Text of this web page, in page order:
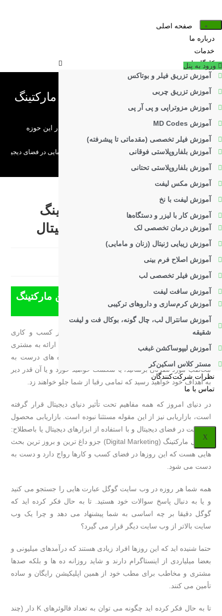
به
محتوا
صفحه اصلی
درباره ما
خدمات
کارگاه‌ها
آموزش تزریق فیلر و بوتاکس
آموزش تزریق چربی
آموزش مزوتراپی و پی آر پی
آموزش MD Codes
آموزش فیلر تخصصی (مقدماتی تا پیشرفته)
آموزش بلفاروپلاستی فوقانی
آموزش بلفاروپلاستی تحتانی
آموزش مکس لیفت
آموزش لیفت با نخ
آموزش کار با لیزر و دستگاه‌ها
آموزش درمان تخصصی لک
آموزش زیبایی ژنیتال (زنان و مامایی)
آموزش اصلاح فرم بینی
آموزش فیلر تخصصی لب
آموزش سافت لیفت
آموزش کرم‌سازی و داروهای ترکیبی
آموزش سانترال لب، چال گونه، بوکال فت و لیفت
شقیقه
آموزش لیپوساکشن غبغب
مستر کلاس اسکین‌کر
نظرات شرکت‌کنندگان
تماس با ما
X
ورود به پنل
کارگاه آموزشی روش‌های نوین مارکتینگ
خدمات زیبایی
دیجیتال مارکتینگ و آشنایی با تکنیک‌های روز دنیا در این حوزه
> کارگاه‌ها > کارگاه روش‌های نوین مارکتینگ خدمات زیبایی در فضای دیجیتال
کارگاه روش‌های نوین مارکتینگ
خدمات زیبایی در فضای دیجیتال
تاریخ
انتشار
پست:
2020-07-08
دسته‌بندی
پست:
کارگاه‌ها
معرفی کارگاه آموزش روش‌های نوین مارکتینگ
خدمات زیبایی در فضای دیجیتال
بازاریابی یکی از اصلی ترین مولفه های توسعه هر کسب و کاری
است؛ اگر شما بهترین محصول و یا خدمت را هم برای ارائه به مشتری
تهیه کنید ولی نتوانید آن را به شیوه صحیح و از راه های درست به
مخاطب مورد نظرتان برسانید، یا شکست خواهید خورد و یا آن قدر دیر
به اهداف خود خواهید رسید که تمامی رقبا از شما جلو خواهند زد.
در دنیای امروز که همه مفاهیم تحت تأثیر دنیای دیجیتال قرار گرفته
است، بازاریابی نیز از این مقوله مستثنا نبوده است. بازاریابی محصول
و خدمت در فضای دیجیتال و با استفاده از ابزارهای دیجیتال یا باصطلاح:
دیجیتال مارکتینگ (Digital Marketing) جزو داغ ترین و بروز ترین بحث
هایی هست که این روزها در فضای کسب و کارها رواج دارد و دست به
دست می شود.
همه شما هر روزه در وب سایت گوگل عبارت هایی را جستجو می کنید
و یا به دنبال پاسخ سوالات خود هستید. تا به حال فکر کرده اید که
گوگل دقیقا بر چه اساسی به شما پیشنهاد می دهد و چرا یک وب
سایت بالاتر از وب سایت دیگر قرار می گیرد؟
حتما شنیده اید که این روزها افراد زیادی هستند که درآمدهای میلیونی و
بعضا میلیاردی از اینستاگرام دارند و شاید روزانه ده ها و بلکه صدها
مشتری و مخاطب برای مطب خود از همین اپلیکیشن رایگان و ساده
تأمین می کنند.
تا به حال فکر کرده اید چگونه می توان به تعداد فالوئرهای K دار (چند